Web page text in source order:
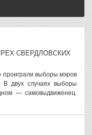
СВЕРДЛОВСКИХ
проиграли выборы мэров
В двух случаях выборы
— самовыдвиженец.